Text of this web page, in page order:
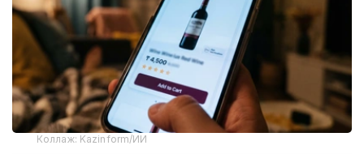
Коллаж: Kazinform/ИИ